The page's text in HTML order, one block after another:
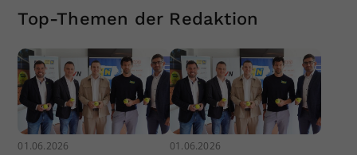
Top-Themen der Redaktion
01.06.2026 01.06.2026